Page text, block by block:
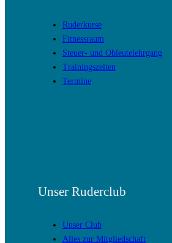
Ruderkurse
Fitnessraum
Steuer- und Obleutelehrgang
Trainingszeiten
Termine
Unser Ruderclub
Unser Club
Alles zur Mitgliedschaft